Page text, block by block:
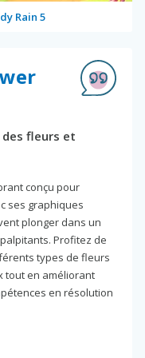
Rain 5
des fleurs et
conçu pour
ses graphiques
plonger dans un
Profitez de
types de fleurs
tout en améliorant
en résolution